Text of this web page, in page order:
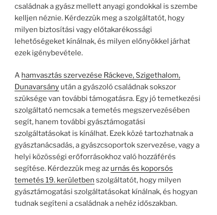
családnak a gyász mellett anyagi gondokkal is szembe
kelljen néznie. Kérdezzük meg a szolgáltatót, hogy
milyen biztosítási vagy előtakarékossági
lehetőségeket kínálnak, és milyen előnyökkel járhat
ezek igénybevétele.
A hamvasztás szervezése Ráckeve, Szigethalom,
Dunavarsány után a gyászoló családnak sokszor
szüksége van további támogatásra. Egy jó temetkezési
szolgáltató nemcsak a temetés megszervezésében
segít, hanem további gyásztámogatási
szolgáltatásokat is kínálhat. Ezek közé tartozhatnak a
gyásztanácsadás, a gyászcsoportok szervezése, vagy a
helyi közösségi erőforrásokhoz való hozzáférés
segítése. Kérdezzük meg az urnás és koporsós
temetés 19. kerületben szolgáltatót, hogy milyen
gyásztámogatási szolgáltatásokat kínálnak, és hogyan
tudnak segíteni a családnak a nehéz időszakban.